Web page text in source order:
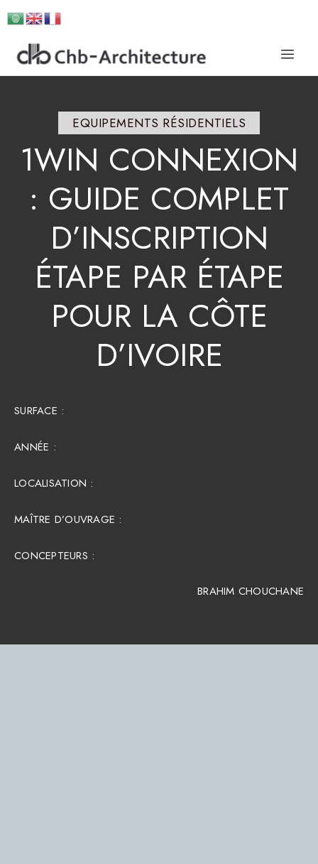
EQUIPEMENTS RÉSIDENTIELS
1WIN CONNEXION
: GUIDE COMPLET
D’INSCRIPTION
ÉTAPE PAR ÉTAPE
POUR LA CÔTE
D’IVOIRE
SURFACE :​
ANNÉE :
LOCALISATION :
MAÎTRE D’OUVRAGE :
CONCEPTEURS :
BRAHIM CHOUCHANE